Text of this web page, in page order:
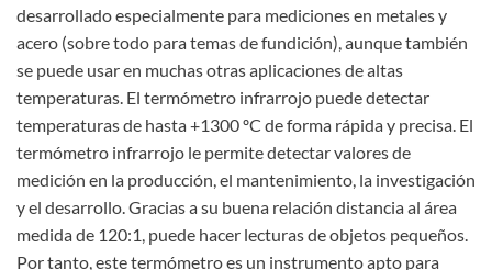
desarrollado especialmente para mediciones en metales y
acero (sobre todo para temas de fundición), aunque también
se puede usar en muchas otras aplicaciones de altas
temperaturas. El termómetro infrarrojo puede detectar
temperaturas de hasta +1300 ºC de forma rápida y precisa. El
termómetro infrarrojo le permite detectar valores de
medición en la producción, el mantenimiento, la investigación
y el desarrollo. Gracias a su buena relación distancia al área
medida de 120:1, puede hacer lecturas de objetos pequeños.
Por tanto, este termómetro es un instrumento apto para